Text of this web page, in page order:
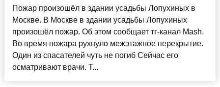
Пожар произошёл в здании усадьбы Лопухиных в
Москве. В Москве в здании усадьбы Лопухиных
произошёл пожар. Об этом сообщает тг-канал Mash.
Во время пожара рухнуло межэтажное перекрытие.
Один из спасателей чуть не погиб Сейчас его
осматривают врачи. Т...